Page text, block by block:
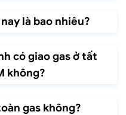
là bao nhiêu?
có giao gas ở tất
không?
gas không?